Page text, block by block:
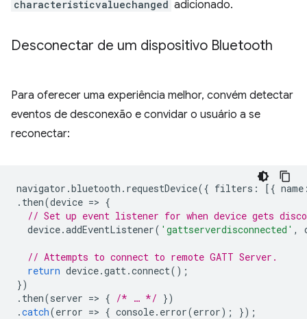
characteristicvaluechanged adicionado.
Desconectar de um dispositivo Bluetooth
Para oferecer uma experiência melhor, convém detectar
eventos de desconexão e convidar o usuário a se
reconectar:
navigator .bluetooth . requestDevice({ filters : [{ name
. then(device => {
// Set up event listener for when device gets
device.addEventListener( 'gattserverdisconnected' ,
// Attempts to connect to remote GATT Server.
return device.gatt.connect();
})
. then(server => { /* … */ })
.catch(error => { console. error(error); });